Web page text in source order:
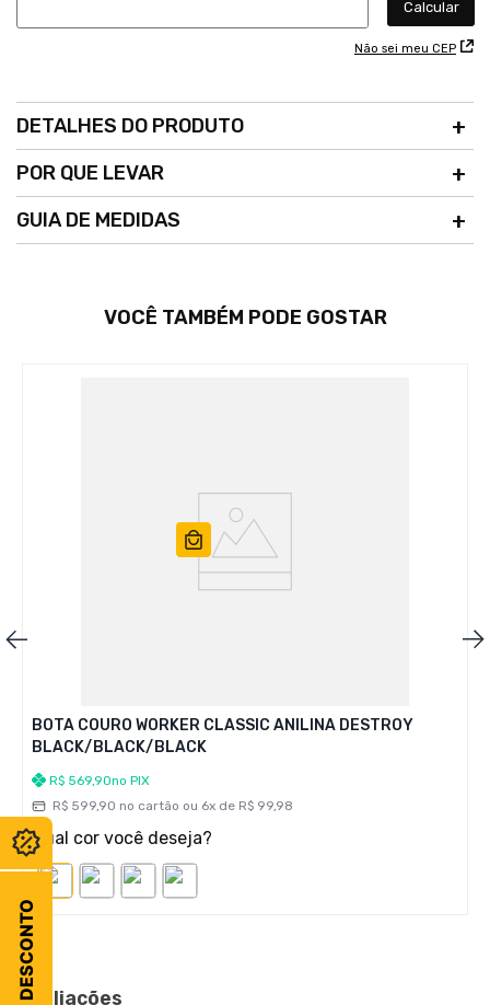
Não sei meu CEP
DETALHES DO PRODUTO
POR QUE LEVAR
GUIA DE MEDIDAS
VOCÊ TAMBÉM PODE GOSTAR
BOTA COURO WORKER CLASSIC ANILINA DESTROY
BLACK/BLACK/BLACK
R$ 569,90no PIX
R$ 599,90 no cartão ou 6x de R$ 99,98
Qual cor você deseja?
Avaliações